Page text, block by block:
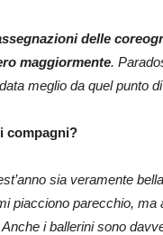
delle
maggiormente.
meglio da quel punto
compagni?
sia veramente
piacciono parecchio, ma
Anche i ballerini sono